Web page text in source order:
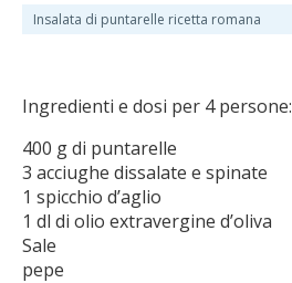
Insalata di puntarelle ricetta romana
Ingredienti e dosi per 4 persone:
400 g di puntarelle
3 acciughe dissalate e spinate
1 spicchio d’aglio
1 dl di olio extravergine d’oliva
Sale
pepe